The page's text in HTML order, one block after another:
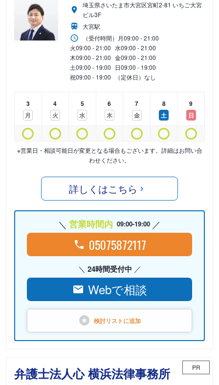
埼玉県さいたま市大宮区宮町2-81 いちご大宮
ビル3F
大宮駅
（受付時間） 月09:00 - 21:00
火09:00 - 21:00 水09:00 - 21:00
木09:00 - 21:00 金09:00 - 21:00
土09:00 - 19:00 日09:00 - 19:00
祝09:00 - 19:00 （定休日）なし
3
月
4
火
5
水
6
木
7
金
8
土
9
日
※営業日・相談可能日が変更となる場合もございます。詳細はお問い合
わせください。
詳しくはこちら
営業時間内 09:00-19:00
05075872117
24時間受付中
Webで相談
検討リストに追加
弁護士法人心 横浜法律事務所 PR